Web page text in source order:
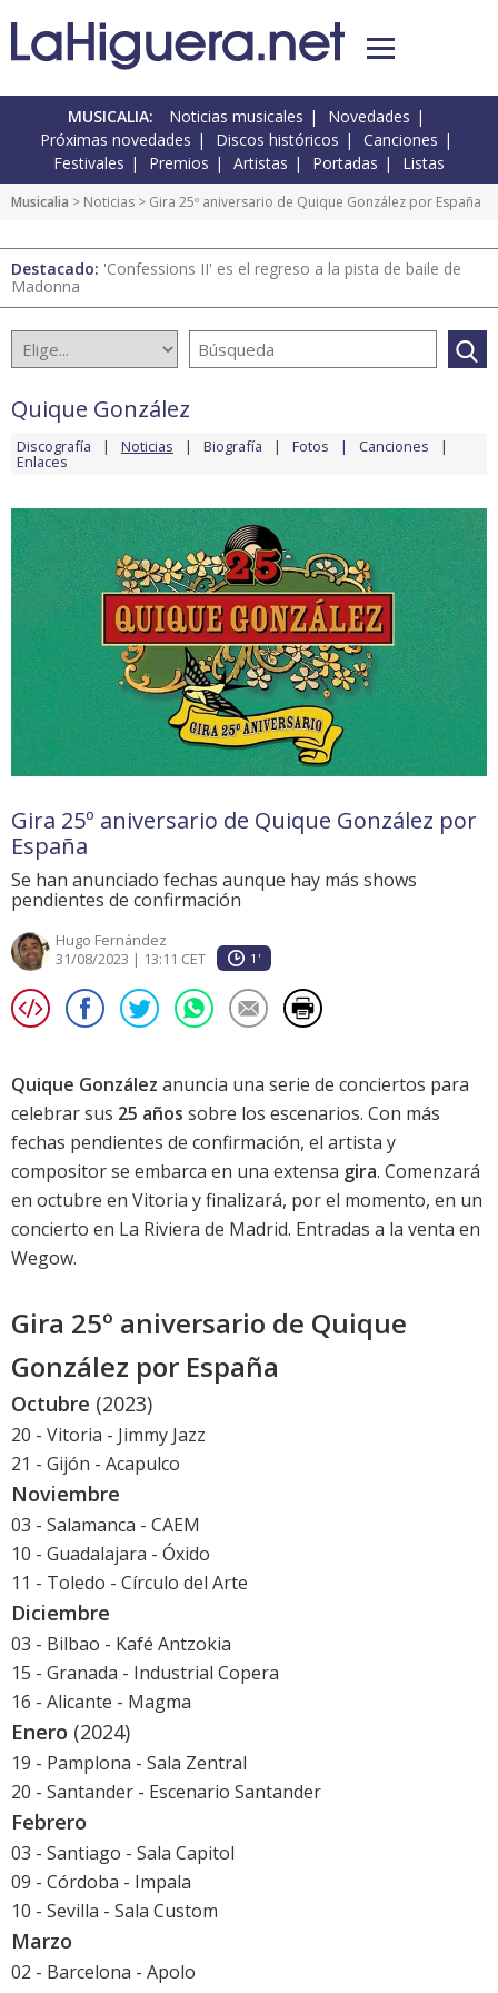
MUSICALIA: Noticias musicales
Novedades
Próximas novedades
Discos históricos
Canciones
Festivales
Premios Artistas Portadas Listas
Musicalia > Noticias > Gira 25º aniversario de Quique González por España
Destacado: 'Confessions II' es el regreso a la pista de baile de
Madonna
Quique González
Discografía Noticias Biografía Fotos Canciones
Enlaces
Gira 25º aniversario de Quique González por
España
Se han anunciado fechas aunque hay más shows
pendientes de confirmación
Hugo Fernández
31/08/2023 | 13:11 CET
1'
Quique González anuncia una serie de conciertos para
celebrar sus 25 años sobre los escenarios. Con más
fechas pendientes de confirmación, el artista y
compositor se embarca en una extensa gira. Comenzará
en octubre en Vitoria y finalizará, por el momento, en un
concierto en La Riviera de Madrid. Entradas a la venta en
Wegow.
Gira 25º aniversario de Quique
González por España
Octubre (2023)
20 - Vitoria - Jimmy Jazz
21 - Gijón - Acapulco
Noviembre
03 - Salamanca - CAEM
10 - Guadalajara - Óxido
11 - Toledo - Círculo del Arte
Diciembre
03 - Bilbao - Kafé Antzokia
15 - Granada - Industrial Copera
16 - Alicante - Magma
Enero (2024)
19 - Pamplona - Sala Zentral
20 - Santander - Escenario Santander
Febrero
03 - Santiago - Sala Capitol
09 - Córdoba - Impala
10 - Sevilla - Sala Custom
Marzo
02 - Barcelona - Apolo